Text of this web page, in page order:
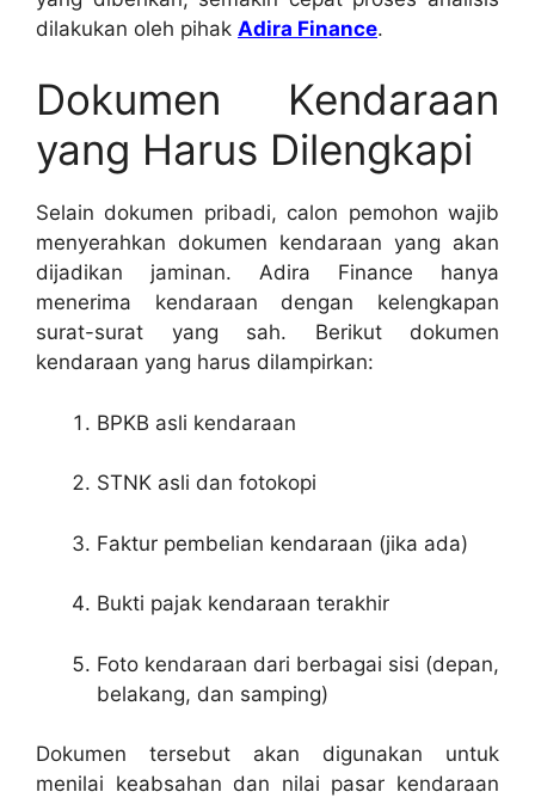
dilakukan oleh pihak Adira Finance.
Dokumen Kendaraan
yang Harus Dilengkapi
Selain dokumen pribadi, calon pemohon wajib
menyerahkan dokumen kendaraan yang akan
dijadikan jaminan. Adira Finance hanya
menerima kendaraan dengan kelengkapan
surat-surat yang sah. Berikut dokumen
kendaraan yang harus dilampirkan:
BPKB asli kendaraan
STNK asli dan fotokopi
Faktur pembelian kendaraan (jika ada)
Bukti pajak kendaraan terakhir
Foto kendaraan dari berbagai sisi (depan,
belakang, dan samping)
Dokumen tersebut akan digunakan untuk
menilai keabsahan dan nilai pasar kendaraan